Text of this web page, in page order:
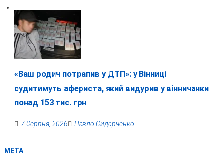
«Ваш родич потрапив у ДТП»: у Вінниці
судитимуть афериста, який видурив у вінничанки
понад 153 тис. грн
7 Серпня, 2026 Павло Сидорченко
МЕТА